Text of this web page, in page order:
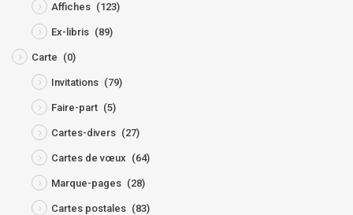
Affiches (123)
Ex-libris (89)
Carte (0)
Invitations (79)
Faire-part (5)
Cartes-divers (27)
Cartes de vœux (64)
Marque-pages (28)
Cartes postales (83)